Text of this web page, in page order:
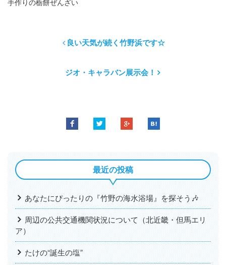
手作りの栃餅ぜんざい
良い天気が続く竹野浜です☆
ジオ・キャラバン展示会！
最近の投稿
あなたにぴったりの『竹野の海水浴場』を探そう🎶
周辺の公共交通機関状況について（北近畿・但馬エリ
ア）
たけの“誕生の塩”